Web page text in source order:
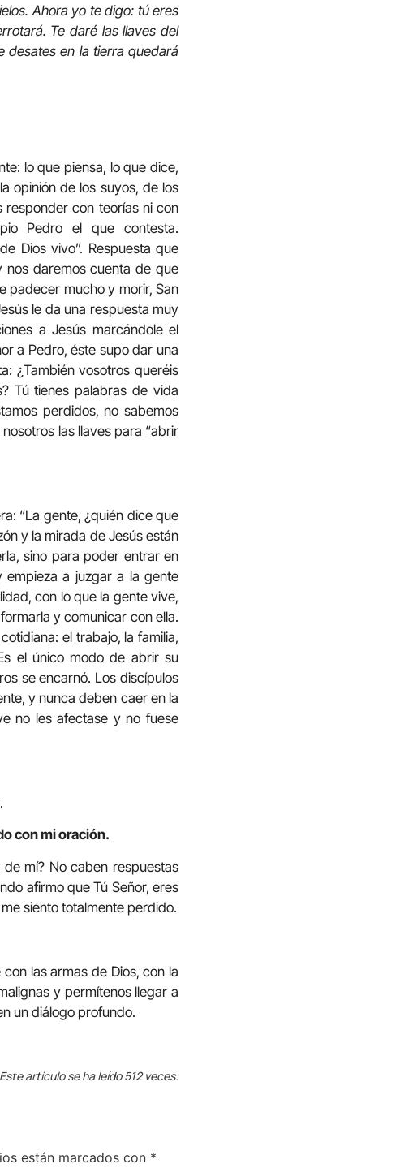
Ahora yo te digo: tú eres
Te daré las llaves del
desates en la tierra quedará
lo que piensa, lo que dice,
opinión de los suyos, de los
con teorías ni con
Pedro el que contesta.
Dios vivo”. Respuesta que
nos daremos cuenta de que
padecer mucho y morir, San
le da una respuesta muy
a Jesús marcándole el
a Pedro, éste supo dar una
¿También vosotros queréis
Tú tienes palabras de vida
perdidos, no sabemos
las llaves para “abrir
“La gente, ¿quién dice que
y la mirada de Jesús están
sino para poder entrar en
empieza a juzgar a la gente
con lo que la gente vive,
y comunicar con ella.
el trabajo, la familia,
el único modo de abrir su
se encarnó. Los discípulos
y nunca deben caer en la
no les afectase y no fuese
con mi oración.
mí? No caben respuestas
afirmo que Tú Señor, eres
siento totalmente perdido.
las armas de Dios, con la
y permítenos llegar a
un diálogo profundo.
Este artículo se ha leído 512 veces.
están marcados con *